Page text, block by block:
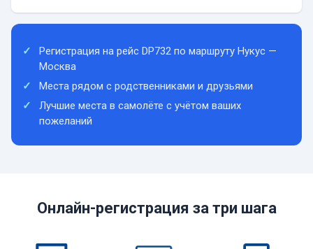
Регистрация на рейс DP732 по маршруту Нукус —
Москва
Места рядом с родственниками и друзьями
Лучшие места в самолёте с учётом ваших
пожеланий
Онлайн-регистрация за три шага